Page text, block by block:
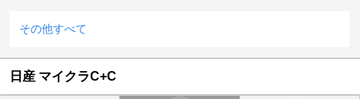
その他すべて
日産 マイクラC+C